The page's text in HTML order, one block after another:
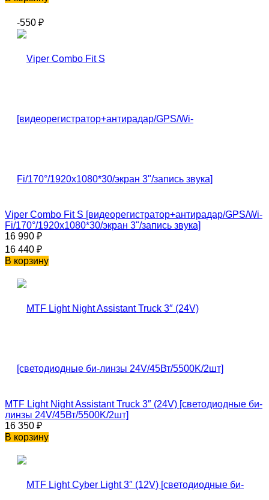
-550 ₽
Viper Combo Fit S [видеорегистратор+антирадар/GPS/Wi-
Fi/170°/1920x1080*30/экран 3"/запись звука]
16 990 ₽
16 440 ₽
В корзину
MTF Light Night Assistant Truck 3″ (24V) [светодиодные би-
линзы 24V/45Вт/5500K/2шт]
16 350 ₽
В корзину